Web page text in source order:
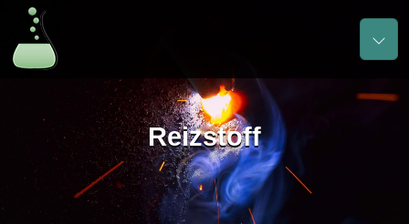
Reizstoff